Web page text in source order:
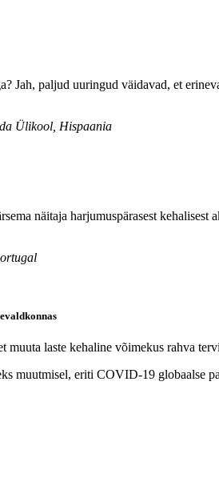
Jah, paljud uuringud väidavad, et
Ülikool, Hispaania
näitaja harjumuspärasest
muuta laste kehaline võimekus rahva
muutmisel, eriti COVID-19 globaalse